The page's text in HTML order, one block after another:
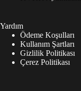
Yardım
Ödeme Koşulları
Kullanım Şartları
Gizlilik Politikası
Çerez Politikası